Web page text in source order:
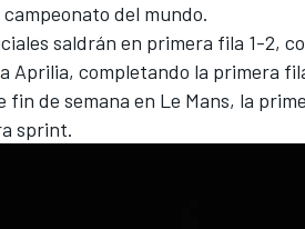
del mundo.
saldrán en primera fila 1-2,
Aprilia, completando la primera
fin de semana en Le Mans, la
sprint.